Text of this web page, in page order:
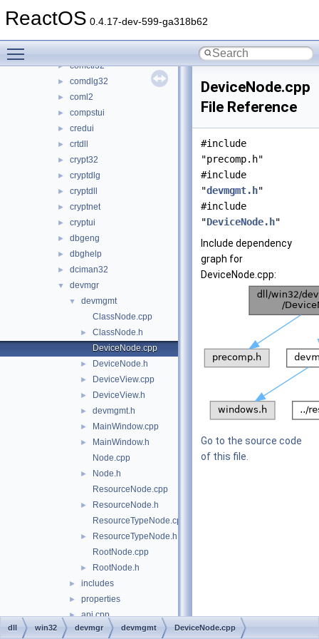
ReactOS 0.4.17-dev-599-ga318b62
► clusapi
► comctl32
► comdlg32
► coml2
► compstui
► credui
► crtdll
► crypt32
► cryptdlg
► cryptdll
► cryptnet
► cryptui
► dbgeng
► dbghelp
► dciman32
▼ devmgr
▼
devmgmt
ClassNode.cpp
►
ClassNode.h
DeviceNode.cpp
► DeviceNode.h
► DeviceView.cpp
► DeviceView.h
► devmgmt.h
► MainWindow.cpp
►
MainWindow.h
Node.cpp
►
Node.h
ResourceNode.cpp
►
ResourceNode.h
ResourceTypeNode.cpp
►
ResourceTypeNode.h
RootNode.cpp
► RootNode.h
► includes
► properties
► api.cpp
► precomp.h
DeviceNode.cpp
File Reference
#include
"precomp.h"
#include
"devmgmt.h"
#include
"DeviceNode.h"
Include dependency
graph for
DeviceNode.cpp:
Go to the source code
of this file.
dll win32 devmgr devmgmt DeviceNode.cpp